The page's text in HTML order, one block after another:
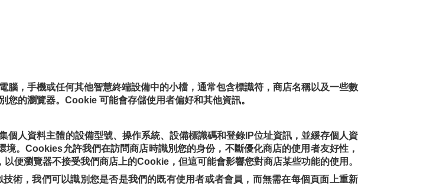
，手機或任何其他智慧終端設備中的小檔，通常包含標識符，商店名稱以及一些數
的瀏覽器。Cookie 可能會存儲使用者偏好和其他資訊。
人資料主體的設備型號、操作系統、設備標識碼和登錄IP位址資訊，並緩存個人資
。Cookies允許我們在訪問商店時識別您的身份，不斷優化商店的使用者友好性，
便瀏覽器不接受我們商店上的Cookie，但這可能會影響您對商店某些功能的使用。
術，我們可以識別您是否是我們的既有使用者或者會員，而無需在每個頁面上重新